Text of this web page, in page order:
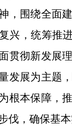
，围绕全面
兴，统筹推
贯彻新发展
发展为主题
根本保障，
伐，确保基